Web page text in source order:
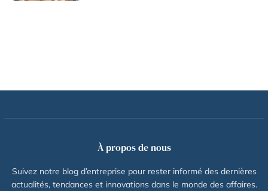
À propos de nous
Suivez notre blog d’entreprise pour rester informé des dernières
actualités, tendances et innovations dans le monde des affaires.